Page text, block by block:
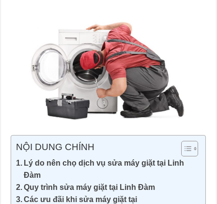
NỘI DUNG CHÍNH
Lý do nên chọ dịch vụ sửa máy giặt tại Linh
Đàm
Quy trình sửa máy giặt tại Linh Đàm
Các ưu đãi khi sửa máy giặt tại